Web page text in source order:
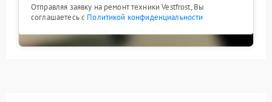
Отправляя заявку на ремонт техники Vestfrost, Вы
соглашаетесь с Политикой конфиденциальности